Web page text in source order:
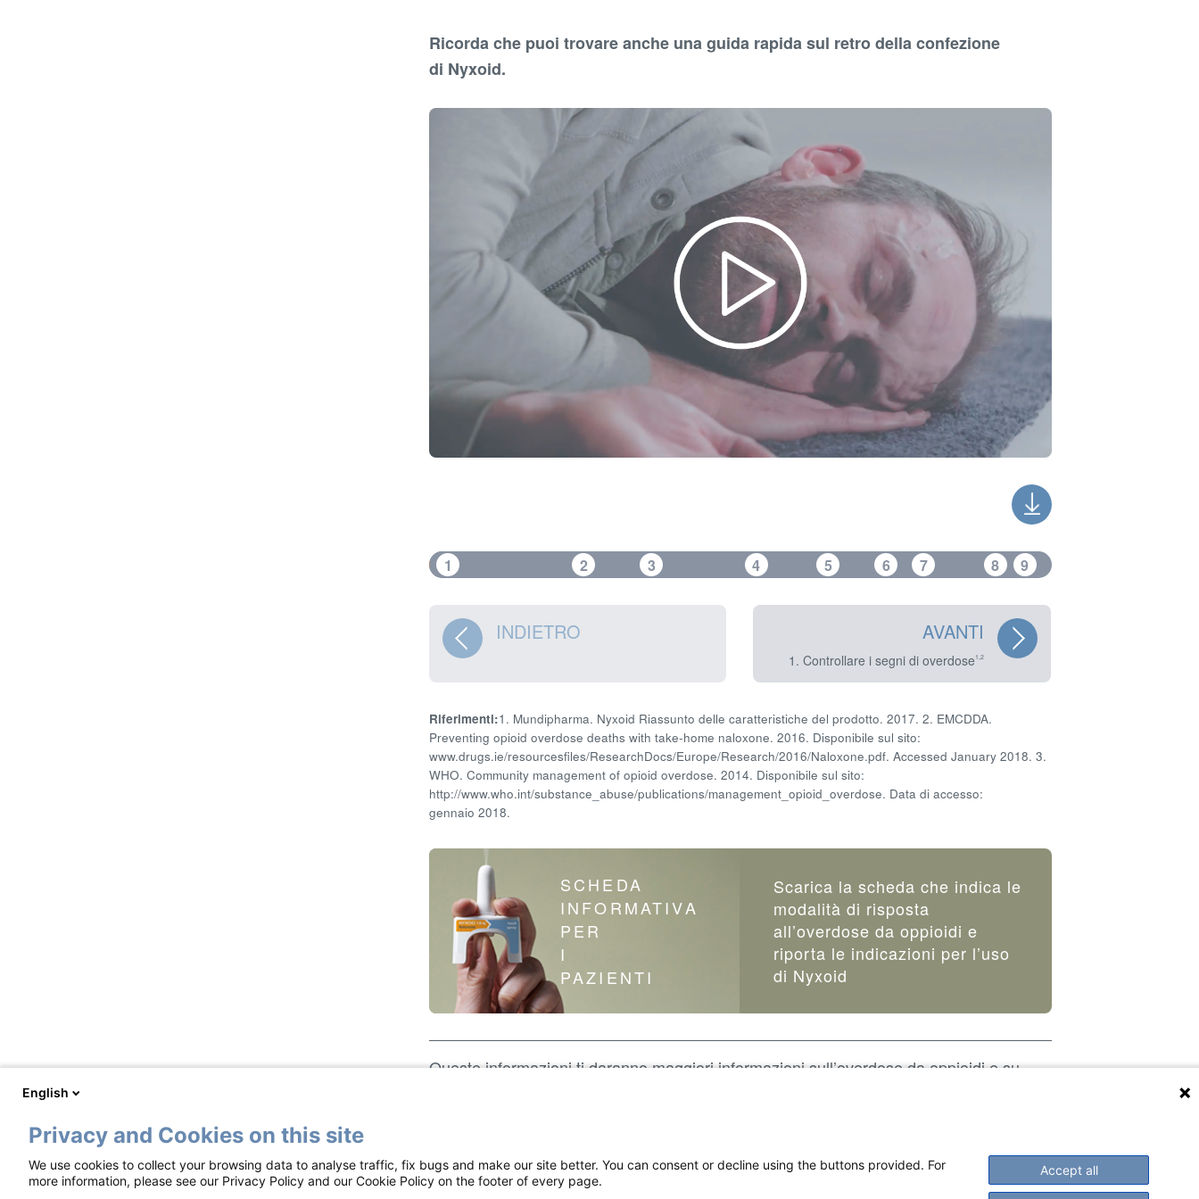
Ricorda che puoi trovare anche una guida rapida sul retro della confezione
di Nyxoid.
1 2 3 4 5 6 7 8 9
INDIETRO AVANTI
1. Controllare i segni di overdose 1,2
Riferimenti:1. Mundipharma. Nyxoid Riassunto delle caratteristiche del prodotto. 2017. 2. EMCDDA.
Preventing opioid overdose deaths with take-home naloxone. 2016. Disponibile sul sito:
www.drugs.ie/resourcesfiles/ResearchDocs/Europe/Research/2016/Naloxone.pdf. Accessed January 2018. 3.
WHO. Community management of opioid overdose. 2014. Disponibile sul sito:
http://www.who.int/substance_abuse/publications/management_opioid_overdose. Data di accesso:
gennaio 2018.
SCHEDA
INFORMATIVA
PER
I
PAZIENTI
Scarica la scheda che indica le
modalità di risposta
all’overdose da oppioidi e
riporta le indicazioni per l’uso
di Nyxoid
Queste informazioni ti daranno maggiori informazioni sull’overdose da oppioidi e su
English
Privacy and Cookies on this site
We use cookies to collect your browsing data to analyse traffic, fix bugs and make our site better. You can consent or decline using the buttons provided. For
more information, please see our Privacy Policy and our Cookie Policy on the footer of every page.
Accept all